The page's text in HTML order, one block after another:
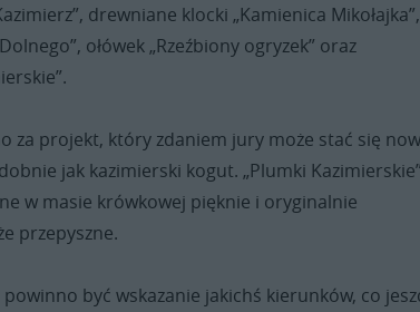
drewniane klocki „Kamienica Mikołajka”,
ołówek „Rzeźbiony ogryzek” oraz
za projekt, który zdaniem jury może stać się
jak kazimierski kogut. „Plumki
w masie krówkowej pięknie i oryginalnie
przepyszne.
być wskazanie jakichś kierunków, co